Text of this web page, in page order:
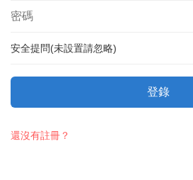
安全提問(未設置請忽略)
登錄
還沒有註冊？